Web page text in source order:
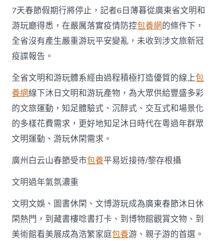
優
質
沐
日
文
品
滿
足
公
眾
S
經
歷
7天春節假期行將停止，記者6日薄暮從廣東省文明和
游玩廳得悉，在嚴厲落實疫情防控包養網的條件下，
全省沒有產生嚴重游玩平安變亂，未收到涉文旅新冠
疫諜報告。
全省文明和游玩體系經由過程積極打造優質的線上包
養網線下沐日文明和游玩產物，為大眾供給豐盛多彩
的文旅運動，知足體驗式、沉醉式、交互式和場景化
的多樣花費需求，更好地知足沐日時代在粵過年群眾
文明運動、游玩休閑需求。
廣州白云山春節受市包養平易近接待/黎存根攝
文明過年氣氛濃重
文明文娛、圖書休閑、文博游玩成為廣東春節沐日休
閑熱門，到藏書樓唸書打卡、到博物館觀賞文物、到
美術館看美展成為浩繁家庭包養游、親子游的首選。